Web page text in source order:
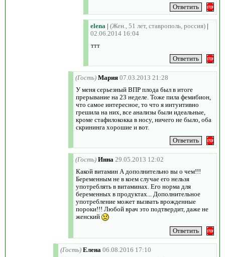
elena | (Жен., 51 лет, ставрополь, россия) |
02.06.2014 16:04
ттт
(Гость) Мария 07.03.2013 21:28
У меня серьезный ВПР плода был в итоге
прерывание на 23 неделе. Тоже пила фемибион,
что самое интересное, то что я интуитивно
грешила на них, все анализы были идеальные,
кроме стафилококка в носу, ничего не было, оба
скрининга хорошие и вот.
(Гость) Инна 29.05.2013 12:02
Какой витамин А дополнительно вы о чем!!!
Беременным не в коем случае его нельзя
употреблять в витаминах. Его норма для
беременных в продуктах... Дополнительное
употребление может вызвать врожденные
пороки!!! Любой врач это подтвердит, даже не
женский
(Гость) Елена 06.08.2016 17:10